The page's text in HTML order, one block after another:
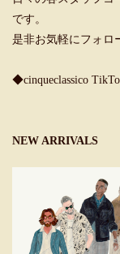
です。
是非お気軽にフォロ
◆cinqueclassico
NEW ARRIVALS